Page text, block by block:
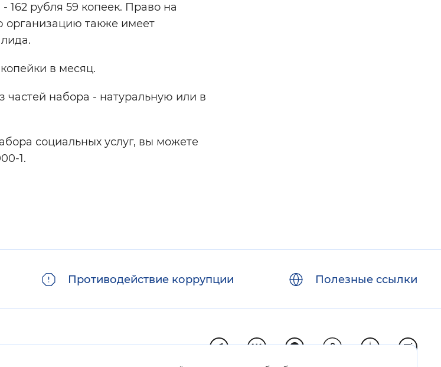
162 рубля 59 копеек. Право на
организацию также имеет
в месяц.
набора - натуральную или в
социальных услуг, вы можете
1.
Противодействие коррупции Полезные ссылки